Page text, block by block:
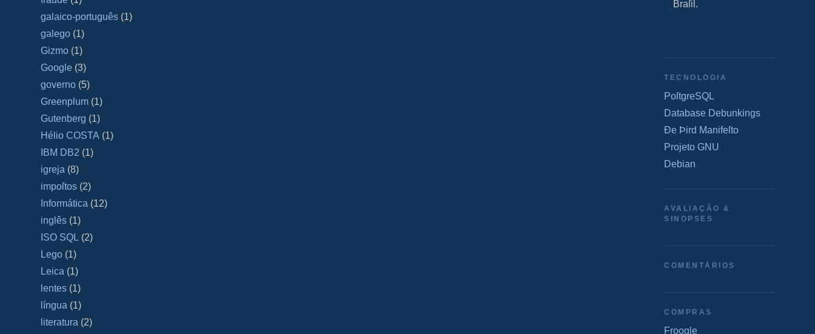
galaico‐português (1)
galego (1)
Gizmo (1)
Google (3)
governo (5)
Greenplum (1)
Gutenberg (1)
Hélio COSTA (1)
IBM DB2 (1)
igreja (8)
impoſtos (2)
Informática (12)
inglês (1)
ISO SQL (2)
Lego (1)
Leica (1)
lentes (1)
língua (1)
literatura (2)
Braſil.
TECNOLOGIA
PoſtgreSQL
Database Debunkings
Ðe Þird Manifeſto
Projeto GNU
Debian
AVALIAÇÃO &
SINOPSES
COMENTÁRIOS
COMPRAS
Froogle